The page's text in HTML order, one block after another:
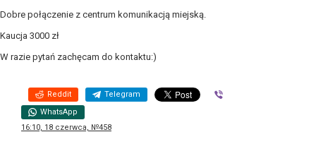
Dobre połączenie z centrum komunikacją miejską.
Kaucja 3000 zł
W razie pytań zachęcam do kontaktu:)
Reddit Telegram
WhatsApp
16:10, 18 czerwca, №458